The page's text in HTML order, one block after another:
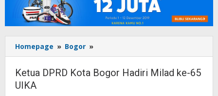
Homepage » Bogor »
DPRD
Kota
Bogor
Ketua DPRD Kota Bogor Hadiri Milad ke-65
UIKA